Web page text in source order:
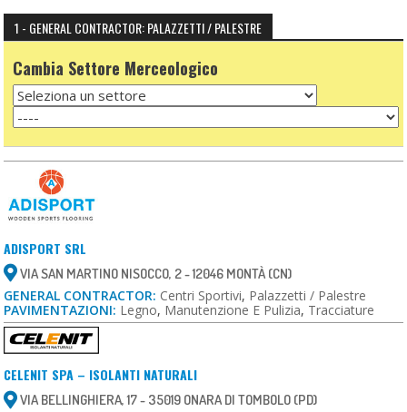
1 - GENERAL CONTRACTOR: PALAZZETTI / PALESTRE
Cambia Settore Merceologico
ADISPORT SRL
VIA SAN MARTINO NISOCCO, 2 - 12046 MONTÀ (CN)
GENERAL CONTRACTOR: Centri Sportivi, Palazzetti / Palestre
PAVIMENTAZIONI: Legno, Manutenzione E Pulizia, Tracciature
CELENIT SPA – ISOLANTI NATURALI
VIA BELLINGHIERA, 17 - 35019 ONARA DI TOMBOLO (PD)